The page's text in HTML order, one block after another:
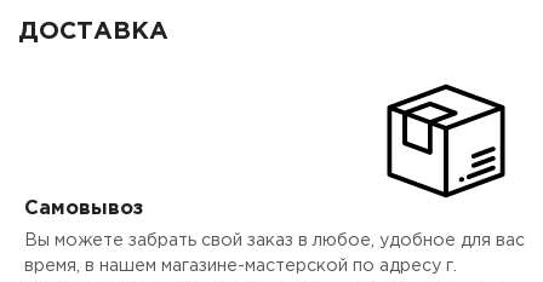
ДОСТАВКА
Самовывоз
Вы можете забрать свой заказ в любое, удобное для вас
время, в нашем магазине-мастерской по адресу г.